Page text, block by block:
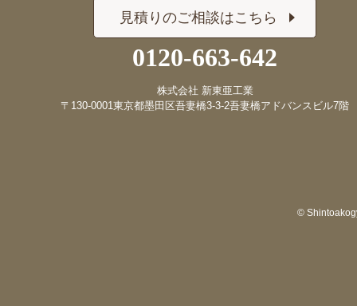
見積りのご相談はこちら
0120-663-642
株式会社 新東亜工業
〒130-0001東京都墨田区吾妻橋3-3-2吾妻橋アドバンスビル7階
©